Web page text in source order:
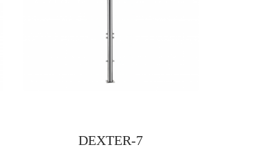
DEXTER-7